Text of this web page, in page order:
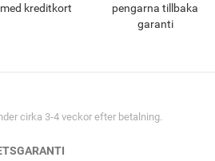
med kreditkort
pengarna tillbaka
garanti
cirka 3-4 veckor efter betalning.